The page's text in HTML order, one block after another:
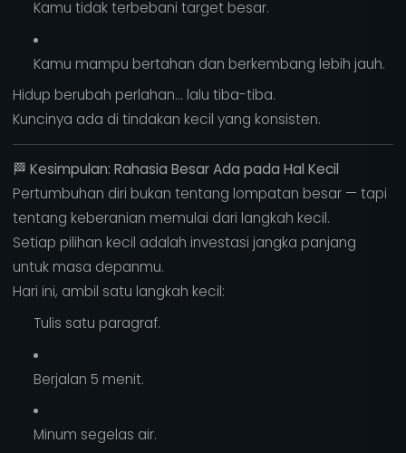
Kamu tidak terbebani target besar.
Kamu mampu bertahan dan berkembang lebih jauh.
Hidup berubah perlahan… lalu tiba-tiba.
Kuncinya ada di tindakan kecil yang konsisten.
🏁 Kesimpulan: Rahasia Besar Ada pada Hal Kecil
Pertumbuhan diri bukan tentang lompatan besar — tapi
tentang keberanian memulai dari langkah kecil.
Setiap pilihan kecil adalah investasi jangka panjang
untuk masa depanmu.
Hari ini, ambil satu langkah kecil:
Tulis satu paragraf.
Berjalan 5 menit.
Minum segelas air.